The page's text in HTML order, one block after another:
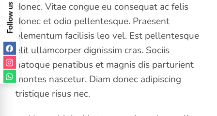
donec. Vitae congue eu consequat ac felis
donec et odio pellentesque. Praesent
elementum facilisis leo vel. Est pellentesque
elit ullamcorper dignissim cras. Sociis
natoque penatibus et magnis dis parturient
montes nascetur. Diam donec adipiscing
tristique risus nec.
F
o
l
l
o
w
u
s
o
n
S
o
c
i
a
l
M
e
d
i a